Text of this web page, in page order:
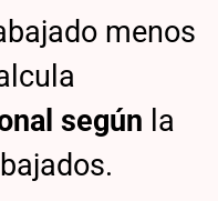
menos
según la